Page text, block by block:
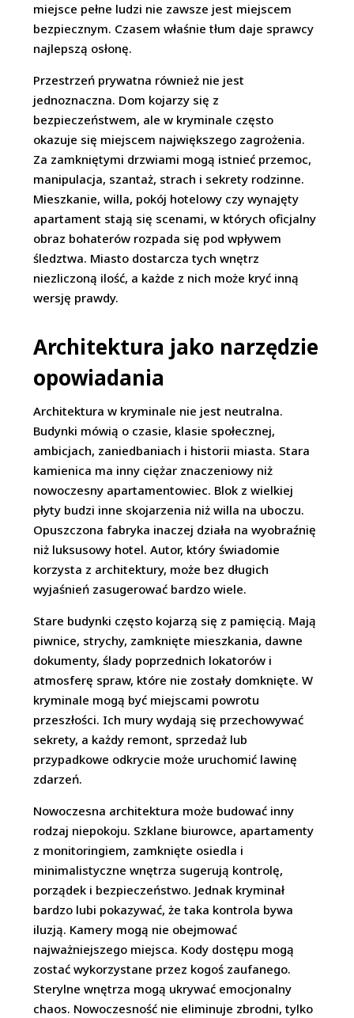
miejsce pełne ludzi nie zawsze jest miejscem
bezpiecznym. Czasem właśnie tłum daje sprawcy
najlepszą osłonę.
Przestrzeń prywatna również nie jest
jednoznaczna. Dom kojarzy się z
bezpieczeństwem, ale w kryminale często
okazuje się miejscem największego zagrożenia.
Za zamkniętymi drzwiami mogą istnieć przemoc,
manipulacja, szantaż, strach i sekrety rodzinne.
Mieszkanie, willa, pokój hotelowy czy wynajęty
apartament stają się scenami, w których oficjalny
obraz bohaterów rozpada się pod wpływem
śledztwa. Miasto dostarcza tych wnętrz
niezliczoną ilość, a każde z nich może kryć inną
wersję prawdy.
Architektura jako narzędzie
opowiadania
Architektura w kryminale nie jest neutralna.
Budynki mówią o czasie, klasie społecznej,
ambicjach, zaniedbaniach i historii miasta. Stara
kamienica ma inny ciężar znaczeniowy niż
nowoczesny apartamentowiec. Blok z wielkiej
płyty budzi inne skojarzenia niż willa na uboczu.
Opuszczona fabryka inaczej działa na wyobraźnię
niż luksusowy hotel. Autor, który świadomie
korzysta z architektury, może bez długich
wyjaśnień zasugerować bardzo wiele.
Stare budynki często kojarzą się z pamięcią. Mają
piwnice, strychy, zamknięte mieszkania, dawne
dokumenty, ślady poprzednich lokatorów i
atmosferę spraw, które nie zostały domknięte. W
kryminale mogą być miejscami powrotu
przeszłości. Ich mury wydają się przechowywać
sekrety, a każdy remont, sprzedaż lub
przypadkowe odkrycie może uruchomić lawinę
zdarzeń.
Nowoczesna architektura może budować inny
rodzaj niepokoju. Szklane biurowce, apartamenty
z monitoringiem, zamknięte osiedla i
minimalistyczne wnętrza sugerują kontrolę,
porządek i bezpieczeństwo. Jednak kryminał
bardzo lubi pokazywać, że taka kontrola bywa
iluzją. Kamery mogą nie obejmować
najważniejszego miejsca. Kody dostępu mogą
zostać wykorzystane przez kogoś zaufanego.
Sterylne wnętrza mogą ukrywać emocjonalny
chaos. Nowoczesność nie eliminuje zbrodni, tylko